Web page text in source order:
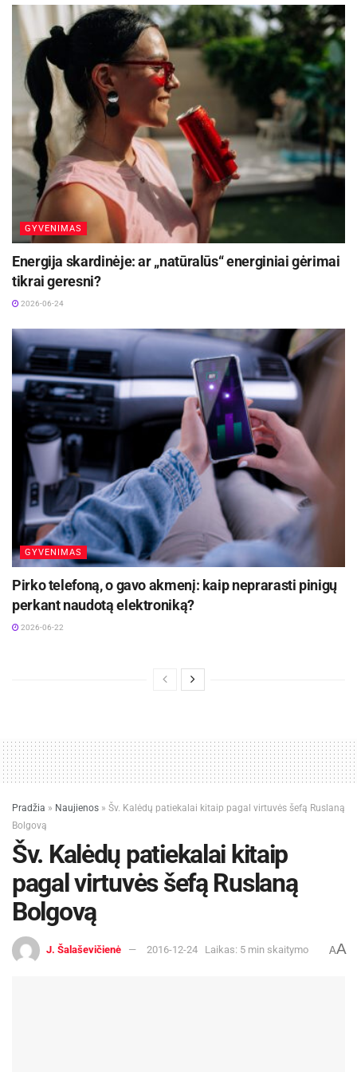
Naujųjų.“
Kelionių organizatorės nuomone, per keletą
ateinančių metų žmonių, švenčiančių didžiąsias
metų šventes užsienyje, tik daugės, nes pamažu
gerėjant ekonominei situacijai, vis daugiau
žmonių turės galimybę įsigyti norimas keliones ir
į jas vykti su visa šeima. Taip pat tikėtina, kad
išliks tendencija keliauti iš karto po Kalėdų ir
svetur sutikti Naujuosius metus.
GYVENIMAS
Energija skardinėje: ar „natūralūs“ energiniai gėrimai
tikrai geresni?
2026-06-24
GYVENIMAS
Pirko telefoną, o gavo akmenį: kaip neprarasti pinigų
perkant naudotą elektroniką?
2026-06-22
Pradžia » Naujienos » Šv. Kalėdų patiekalai kitaip pagal virtuvės šefą Ruslaną
Bolgovą
Šv. Kalėdų patiekalai kitaip
pagal virtuvės šefą Ruslaną
Bolgovą
J. Šalaševičienė 2016-12-24 Laikas: 5 min skaitymo AA